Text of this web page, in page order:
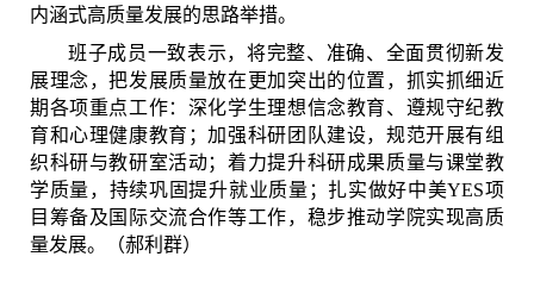
内涵式高质量发展的思路举措。
班子成员一致表示，将完整、准确、全面贯彻新发
展理念，把发展质量放在更加突出的位置，抓实抓细近
期各项重点工作：深化学生理想信念教育、遵规守纪教
育和心理健康教育；加强科研团队建设，规范开展有组
织科研与教研室活动；着力提升科研成果质量与课堂教
学质量，持续巩固提升就业质量；扎实做好中美YES项
目筹备及国际交流合作等工作，稳步推动学院实现高质
量发展。（郝利群）